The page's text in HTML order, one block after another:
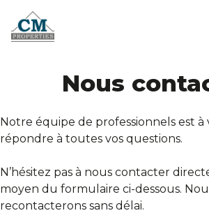
A vendre
Vendus/Loués
+32 2 899 35 35
Nous
Notre équipe de professionnels est
répondre à toutes vos questions.
N’hésitez pas à nous contacter
moyen du formulaire ci-dessous.
recontacterons sans délai.